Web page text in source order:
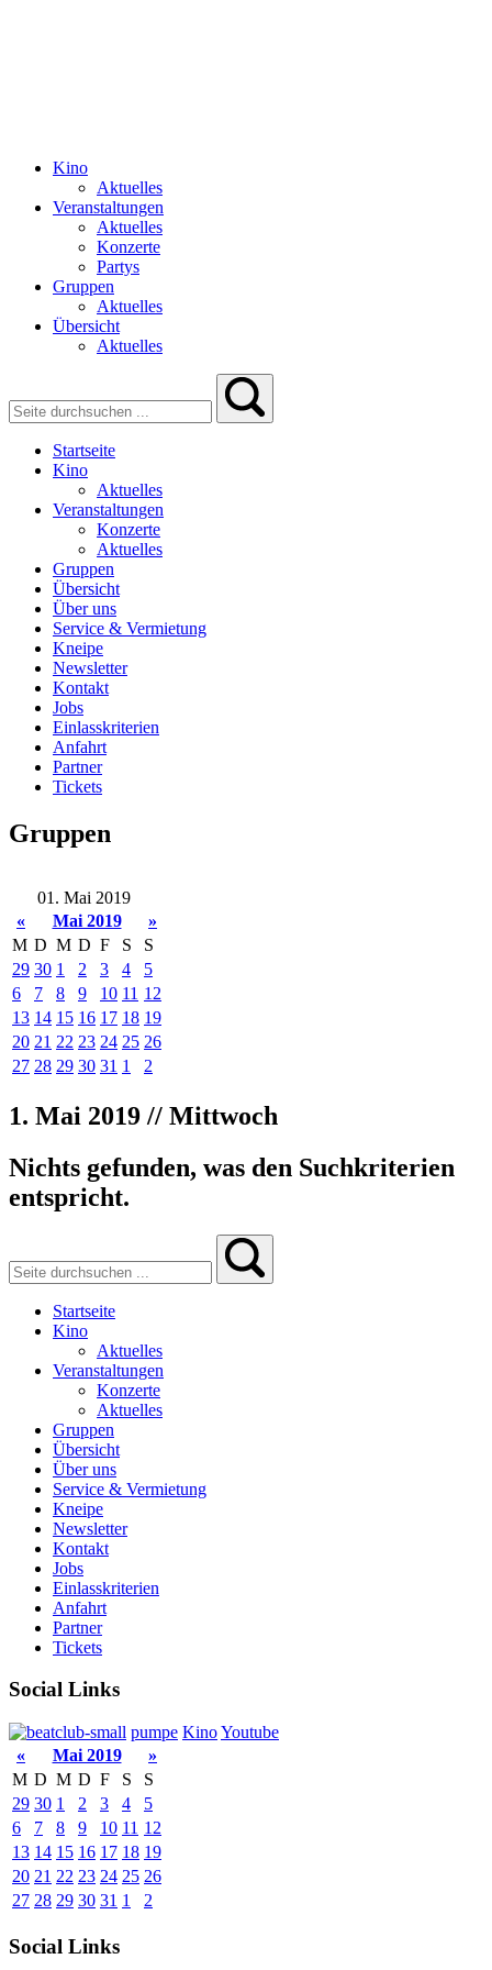
Kino
Aktuelles
Veranstaltungen
Aktuelles
Konzerte
Partys
Gruppen
Aktuelles
Übersicht
Aktuelles
Startseite
Kino
Aktuelles
Veranstaltungen
Konzerte
Aktuelles
Gruppen
Übersicht
Über uns
Service & Vermietung
Kneipe
Newsletter
Kontakt
Jobs
Einlasskriterien
Anfahrt
Partner
Tickets
Gruppen
01. Mai 2019
«
Mai 2019
»
M D M D F S
S
29 30 1 2 3 4
5
6
7 8 9 10 11 12
13 14 15 16 17 18 19
20 21 22 23 24 25 26
27 28 29 30 31 1 2
1. Mai 2019 // Mittwoch
Nichts gefunden, was den Suchkriterien
entspricht.
Startseite
Kino
Aktuelles
Veranstaltungen
Konzerte
Aktuelles
Gruppen
Übersicht
Über uns
Service & Vermietung
Kneipe
Newsletter
Kontakt
Jobs
Einlasskriterien
Anfahrt
Partner
Tickets
Social Links
pumpe KinoYoutube
«
Mai 2019
»
M D M D F S
S
29 30 1 2 3 4
5
6
7 8 9 10 11 12
13 14 15 16 17 18 19
20 21 22 23 24 25 26
27 28 29 30 31 1 2
Social Links